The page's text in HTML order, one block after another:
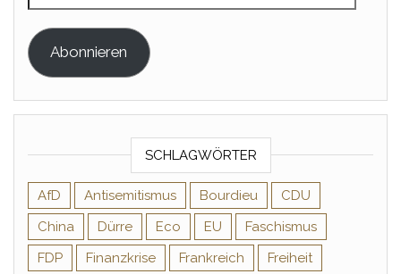
Abonnieren
SCHLAGWÖRTER
AfD Antisemitismus Bourdieu
CDU
China
Dürre Eco EU
Faschismus
FDP
Finanzkrise Frankreich
Freiheit